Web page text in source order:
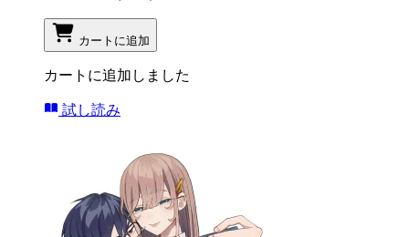
カートに追加
カートに追加しました
試し読み